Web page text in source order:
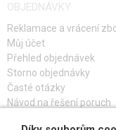
PRO PLYNOVÉ
HPA
SERVIS A ÚDRŽBA
SEBEOBRANA,
OBJEDNÁVKY
Reklamace a vrácení
Můj účet
Přehled objednávek
Storno objednávky
Časté otázky
Návod na řešení poruch